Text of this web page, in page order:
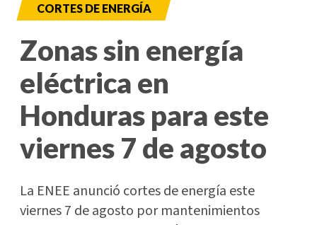
CORTES DE ENERGÍA
Zonas sin energía
eléctrica en
Honduras para este
viernes 7 de agosto
La ENEE anunció cortes de energía este
viernes 7 de agosto por mantenimientos